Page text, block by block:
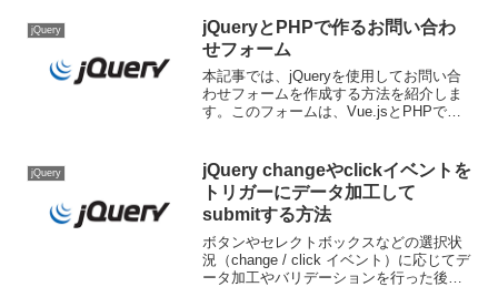
jQuery
jQueryとPHPで作るお問い合わ
せフォーム
本記事では、jQueryを使用してお問い合
わせフォームを作成する方法を紹介しま
す。このフォームは、Vue.jsとPHPで作
3.6.4Tailwind CSS:...
jQuery
jQuery changeやclickイベントを
トリガーにデータ加工して
submitする方法
ボタンやセレクトボックスなどの選択状
況（change / click イベント）に応じてデ
ータ加工やバリデーションを行った後に